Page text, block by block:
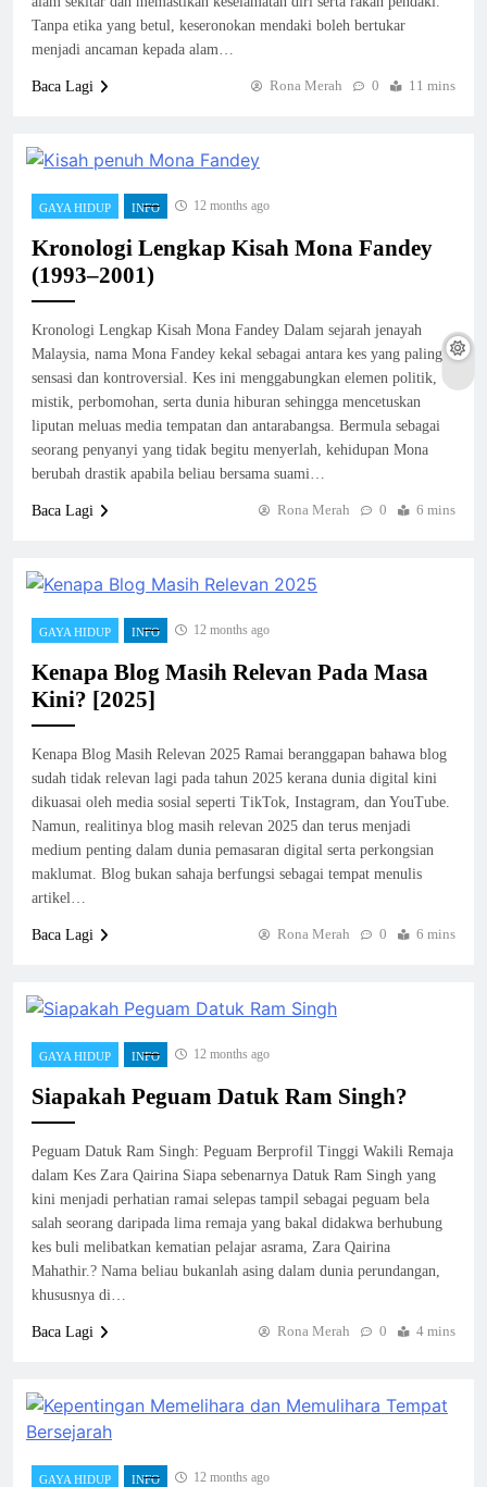
Tanpa etika yang betul, keseronokan mendaki boleh bertukar
menjadi ancaman kepada alam…
Baca Lagi Rona Merah 0 11 mins
GAYA HIDUP INFO 12 months ago
Kronologi Lengkap Kisah Mona Fandey
(1993–2001)
Kronologi Lengkap Kisah Mona Fandey Dalam sejarah jenayah
Malaysia, nama Mona Fandey kekal sebagai antara kes yang paling
sensasi dan kontroversial. Kes ini menggabungkan elemen politik,
mistik, perbomohan, serta dunia hiburan sehingga mencetuskan
liputan meluas media tempatan dan antarabangsa. Bermula sebagai
seorang penyanyi yang tidak begitu menyerlah, kehidupan Mona
berubah drastik apabila beliau bersama suami…
Baca Lagi Rona Merah 0 6 mins
GAYA HIDUP INFO 12 months ago
Kenapa Blog Masih Relevan Pada Masa
Kini? [2025]
Kenapa Blog Masih Relevan 2025 Ramai beranggapan bahawa blog
sudah tidak relevan lagi pada tahun 2025 kerana dunia digital kini
dikuasai oleh media sosial seperti TikTok, Instagram, dan YouTube.
Namun, realitinya blog masih relevan 2025 dan terus menjadi
medium penting dalam dunia pemasaran digital serta perkongsian
maklumat. Blog bukan sahaja berfungsi sebagai tempat menulis
artikel…
Baca Lagi Rona Merah 0 6 mins
GAYA HIDUP INFO 12 months ago
Siapakah Peguam Datuk Ram Singh?
Peguam Datuk Ram Singh: Peguam Berprofil Tinggi Wakili Remaja
dalam Kes Zara Qairina Siapa sebenarnya Datuk Ram Singh yang
kini menjadi perhatian ramai selepas tampil sebagai peguam bela
salah seorang daripada lima remaja yang bakal didakwa berhubung
kes buli melibatkan kematian pelajar asrama, Zara Qairina
Mahathir.? Nama beliau bukanlah asing dalam dunia perundangan,
khususnya di…
Baca Lagi Rona Merah 0 4 mins
GAYA HIDUP INFO 12 months ago